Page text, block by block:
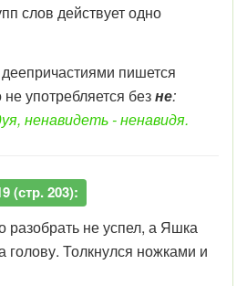
слов действует одно
пишется
употребляется безне:
ненавидеть - ненавидя.
(стр. 203):
не успел, а Яшка
голову. Толкнулся ножками и